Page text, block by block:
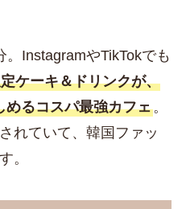
InstagramやTikTokでも
ケーキ＆ドリンクが、
めるコスパ最強カフェ。
れていて、韓国ファッ
。